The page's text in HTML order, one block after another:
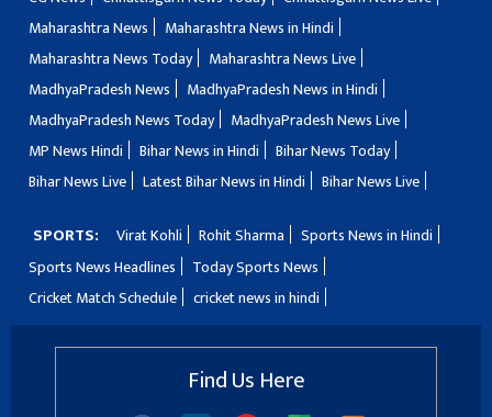
Maharashtra News
Maharashtra News in Hindi
Maharashtra News Today
Maharashtra News Live
MadhyaPradesh News
MadhyaPradesh News in Hindi
MadhyaPradesh News Today
MadhyaPradesh News Live
MP News Hindi
Bihar News in Hindi
Bihar News Today
Bihar News Live
Latest Bihar News in Hindi Bihar News Live
SPORTS: Virat Kohli Rohit Sharma
Sports News in Hindi
Sports News Headlines
Today Sports News
Cricket Match Schedule
cricket news in hindi
Find Us Here